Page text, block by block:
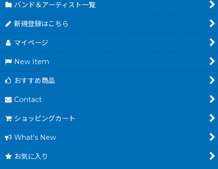
バンド＆アーティスト一覧
新規登録はこちら
マイページ
New Item
おすすめ商品
Contact
ショッピングカート
What's New
お気に入り